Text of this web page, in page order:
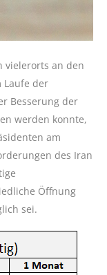
vielerorts an den
Laufe der
Besserung der
werden konnte,
am
des Iran
Öffnung
sei.